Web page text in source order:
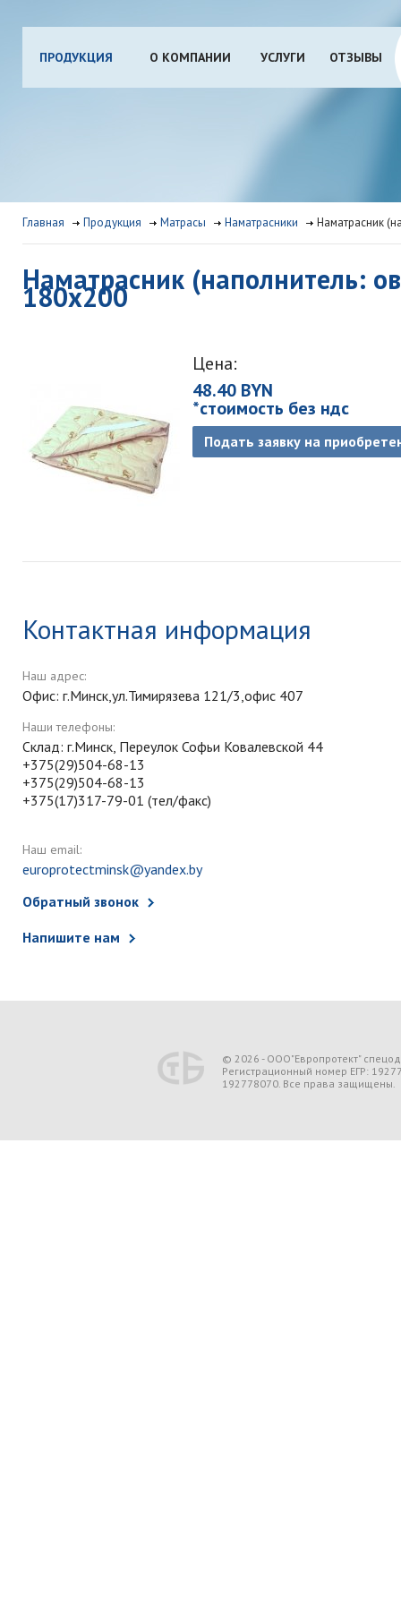
ПРОДУКЦИЯ О КОМПАНИИ УСЛУГИ ОТЗЫВЫ
Главная Продукция Матрасы Наматрасники Наматрасник
Наматрасник (наполнитель:
180х200
Цена:
48.40 BYN
*стоимость без ндс
Подать заявку на
Контактная информация
Наш адрес:
Офис: г.Минск,ул.Тимирязева 121/3,офис 407
Наши телефоны:
Склад: г.Минск, Переулок Софьи Ковалевской 44
+375(29)504-68-13
+375(29)504-68-13
+375(17)317-79-01 (тел/факс)
Наш email:
europrotectminsk@yandex.by
Обратный звонок
Напишите нам
© 2026 - ООО"Европротект"
Регистрационный номер ЕГР:
192778070. Все права защищены.